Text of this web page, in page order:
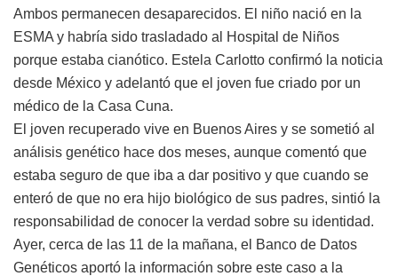
Ambos permanecen desaparecidos. El niño nació en la
ESMA y habría sido trasladado al Hospital de Niños
porque estaba cianótico. Estela Carlotto confirmó la noticia
desde México y adelantó que el joven fue criado por un
médico de la Casa Cuna.
El joven recuperado vive en Buenos Aires y se sometió al
análisis genético hace dos meses, aunque comentó que
estaba seguro de que iba a dar positivo y que cuando se
enteró de que no era hijo biológico de sus padres, sintió la
responsabilidad de conocer la verdad sobre su identidad.
Ayer, cerca de las 11 de la mañana, el Banco de Datos
Genéticos aportó la información sobre este caso a la